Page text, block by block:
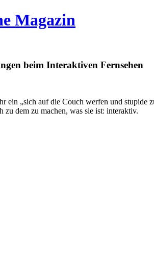
Magazin
beim Interaktiven Fernsehen
ein „sich auf die Couch werfen und
dem zu machen, was sie ist: interaktiv.